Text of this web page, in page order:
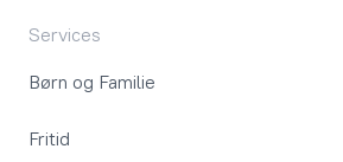
Services
Børn og Familie
Fritid